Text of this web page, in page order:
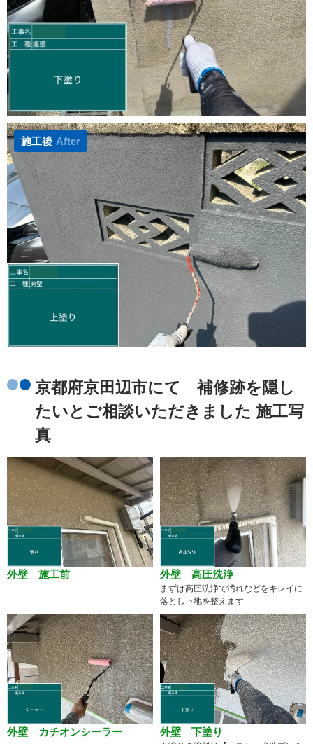
施工後 After
京都府京田辺市にて 補修跡を隠し
たいとご相談いただきました 施工写
真
外壁 施工前 外壁 高圧洗浄
まずは高圧洗浄で汚れなどをキレイに
落とし下地を整えます
外壁 カチオンシーラー 外壁 下塗り